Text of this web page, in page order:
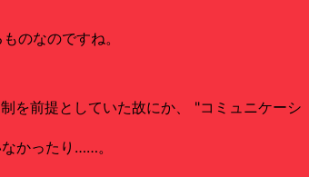
のなのですね。
を前提としていた故にか、 "コミュニケーシ
かったり……。